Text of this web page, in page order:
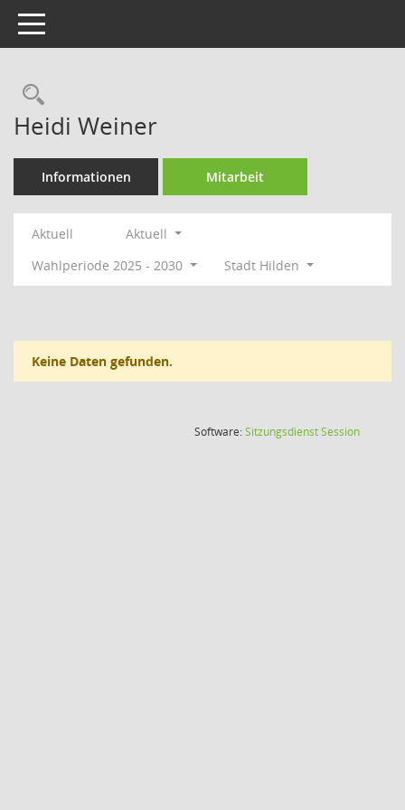
Toggle navigation
Rechercheauswahl
Heidi Weiner
Informationen Mitarbeit
Aktuell
Aktuell
Wahlperiode 2025 - 2030
Stadt Hilden
Keine Daten gefunden.
Software:SitzungsdienstSession(Wird in